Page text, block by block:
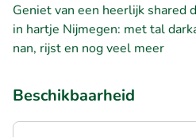
Geniet van een heerlijk shared
in hartje Nijmegen: met tal
nan, rijst en nog veel meer
Beschikbaarheid